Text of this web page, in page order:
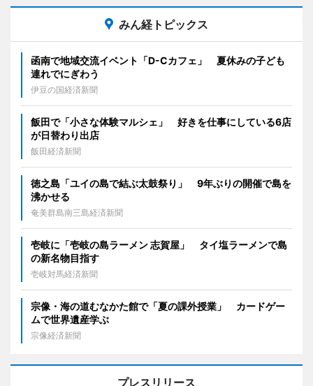
みん経トピックス
函南で地域交流イベント「D-Cカフェ」 夏休みの子ども
連れでにぎわう
伊豆の国経済新聞
飯田で「小さな体験マルシェ」 好きを仕事にしている6店
が日替わり出店
飯田経済新聞
徳之島「ユイの島で結ぶ太鼓祭り」 9年ぶりの開催で島を
沸かせる
奄美群島南三島経済新聞
壱岐に「壱岐の島ラーメン 志賀屋」 タイ塩ラーメンで島
の新名物目指す
壱岐対馬経済新聞
宗像・海の道むなかた館で「夏の課外授業」 カードゲー
ムで世界遺産学ぶ
宗像経済新聞
プレスリリース